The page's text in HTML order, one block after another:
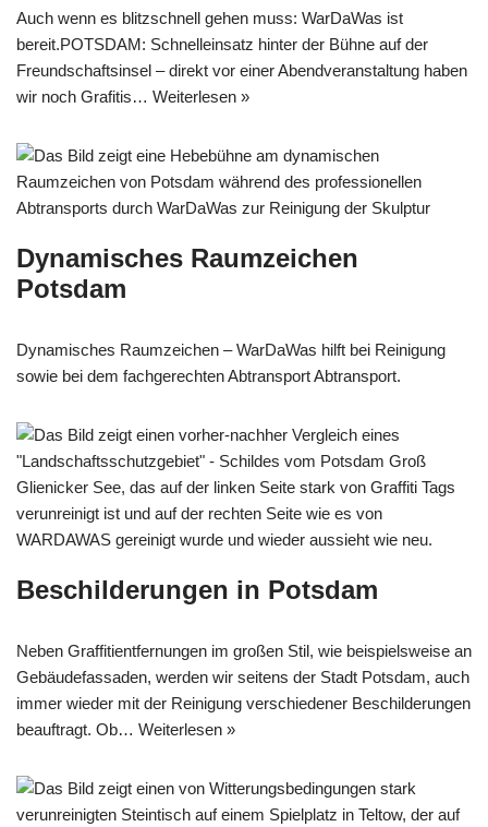
Auch wenn es blitzschnell gehen muss: WarDaWas ist
bereit.POTSDAM: Schnelleinsatz hinter der Bühne auf der
Freundschaftsinsel – direkt vor einer Abendveranstaltung haben
wir noch Grafitis… Weiterlesen »
Dynamisches Raumzeichen
Potsdam
Dynamisches Raumzeichen – WarDaWas hilft bei Reinigung
sowie bei dem fachgerechten Abtransport Abtransport.
Beschilderungen in Potsdam
Neben Graffitientfernungen im großen Stil, wie beispielsweise an
Gebäudefassaden, werden wir seitens der Stadt Potsdam, auch
immer wieder mit der Reinigung verschiedener Beschilderungen
beauftragt. Ob… Weiterlesen »